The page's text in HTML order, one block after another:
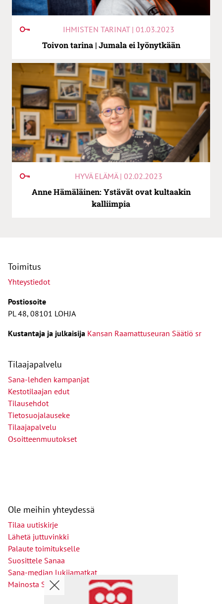
IHMISTEN TARINAT | 01.03.2023
Toivon tarina | Jumala ei lyönytkään
HYVÄ ELÄMÄ | 02.02.2023
Anne Hämäläinen: Ystävät ovat kultaakin
kalliimpia
Toimitus
Yhteystiedot
Postiosoite
PL 48, 08101 LOHJA
Kustantaja ja julkaisija Kansan Raamattuseuran Säätiö sr
Tilaajapalvelu
Sana-lehden kampanjat
Kestotilaajan edut
Tilausehdot
Tietosuojalauseke
Tilaajapalvelu
Osoitteenmuutokset
Ole meihin yhteydessä
Tilaa uutiskirje
Lähetä juttuvinkki
Palaute toimitukselle
Suosittele Sanaa
Sana-median lukijamatkat
Mainosta Sana-mediassa